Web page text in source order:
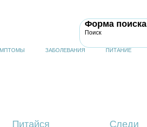
Форма поиска
Поиск
ЗАБОЛЕВАНИЯ ПИТАНИЕ
Питайся Следи